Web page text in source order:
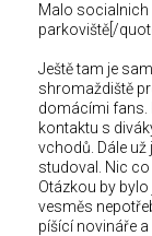
Malo socialnich
parkoviště[/
Ještě tam je
shromaždiště
domácími fans.
kontaktu s
vchodů. Dále
studoval. Nic co
Otázkou by bylo
vesměs
píšící novináře